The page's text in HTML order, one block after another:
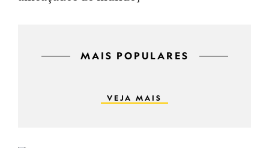
MAIS POPULARES
VEJA MAIS